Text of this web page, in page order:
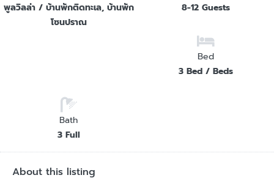
พูลวิลล่า / บ้านพักติดทะเล, บ้านพัก
โซนปราณ
8-12 Guests
Bed
3 Bed / Beds
Bath
3 Full
About this listing